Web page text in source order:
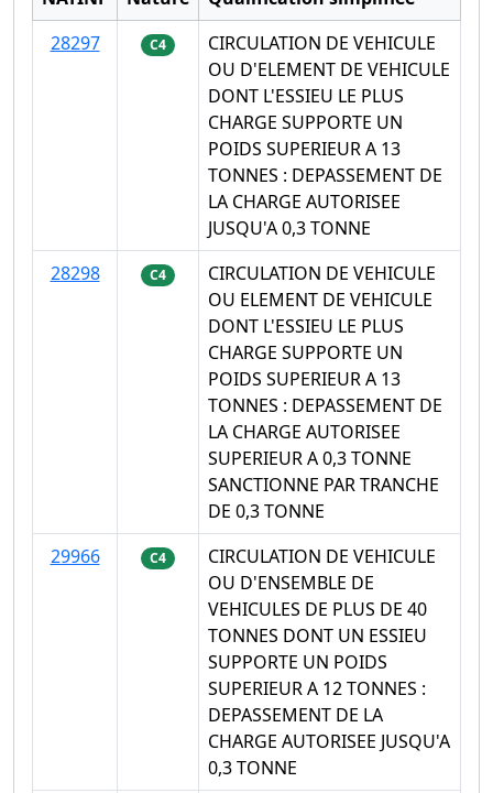
28297
C4
CIRCULATION DE VEHICULE
OU D'ELEMENT DE VEHICULE
DONT L'ESSIEU LE PLUS
CHARGE SUPPORTE UN
POIDS SUPERIEUR A 13
TONNES : DEPASSEMENT DE
LA CHARGE AUTORISEE
JUSQU'A 0,3 TONNE
28298
C4
CIRCULATION DE VEHICULE
OU ELEMENT DE VEHICULE
DONT L'ESSIEU LE PLUS
CHARGE SUPPORTE UN
POIDS SUPERIEUR A 13
TONNES : DEPASSEMENT DE
LA CHARGE AUTORISEE
SUPERIEUR A 0,3 TONNE
SANCTIONNE PAR TRANCHE
DE 0,3 TONNE
29966
C4
CIRCULATION DE VEHICULE
OU D'ENSEMBLE DE
VEHICULES DE PLUS DE 40
TONNES DONT UN ESSIEU
SUPPORTE UN POIDS
SUPERIEUR A 12 TONNES :
DEPASSEMENT DE LA
CHARGE AUTORISEE JUSQU'A
0,3 TONNE